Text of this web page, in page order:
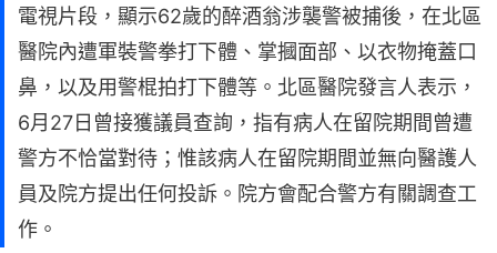
電視片段，顯示62歲的醉酒翁涉襲警被捕後，在北區
醫院內遭軍裝警拳打下體、掌摑面部、以衣物掩蓋口
鼻，以及用警棍拍打下體等。北區醫院發言人表示，
6月27日曾接獲議員查詢，指有病人在留院期間曾遭
警方不恰當對待；惟該病人在留院期間並無向醫護人
員及院方提出任何投訴。院方會配合警方有關調查工
作。